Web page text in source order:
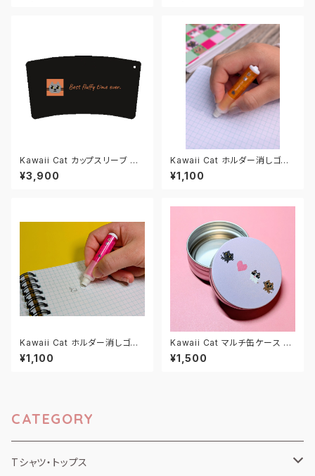
Kawaii Cat カップスリーブ ブ
ラック/オレンジ
¥3,900
Kawaii Cat ホルダー消しゴム
オレンジ
¥1,100
Kawaii Cat ホルダー消しゴム
ピンク
¥1,100
Kawaii Cat マルチ缶ケース M
マカロンラベンダー
¥1,500
CATEGORY
Tシャツ・トップス